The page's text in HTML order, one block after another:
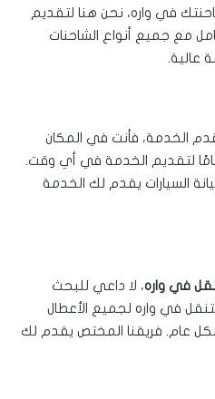
في واره، نحن هنا لتقديم
مع جميع أنواع الشاحنات
عالية.
الخدمة، فأنت في المكان
لتقديم الخدمة في أي وقت.
السيارات يقدم لك الخدمة
في واره، لا داعي للبحث
في واره لجميع الأعطال
بشكل عام. فريقنا المختص يقدم لك